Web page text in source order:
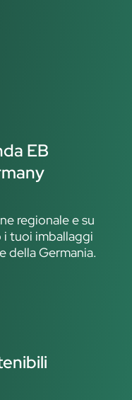
EB
regionale e su
i tuoi imballaggi
della Germania.